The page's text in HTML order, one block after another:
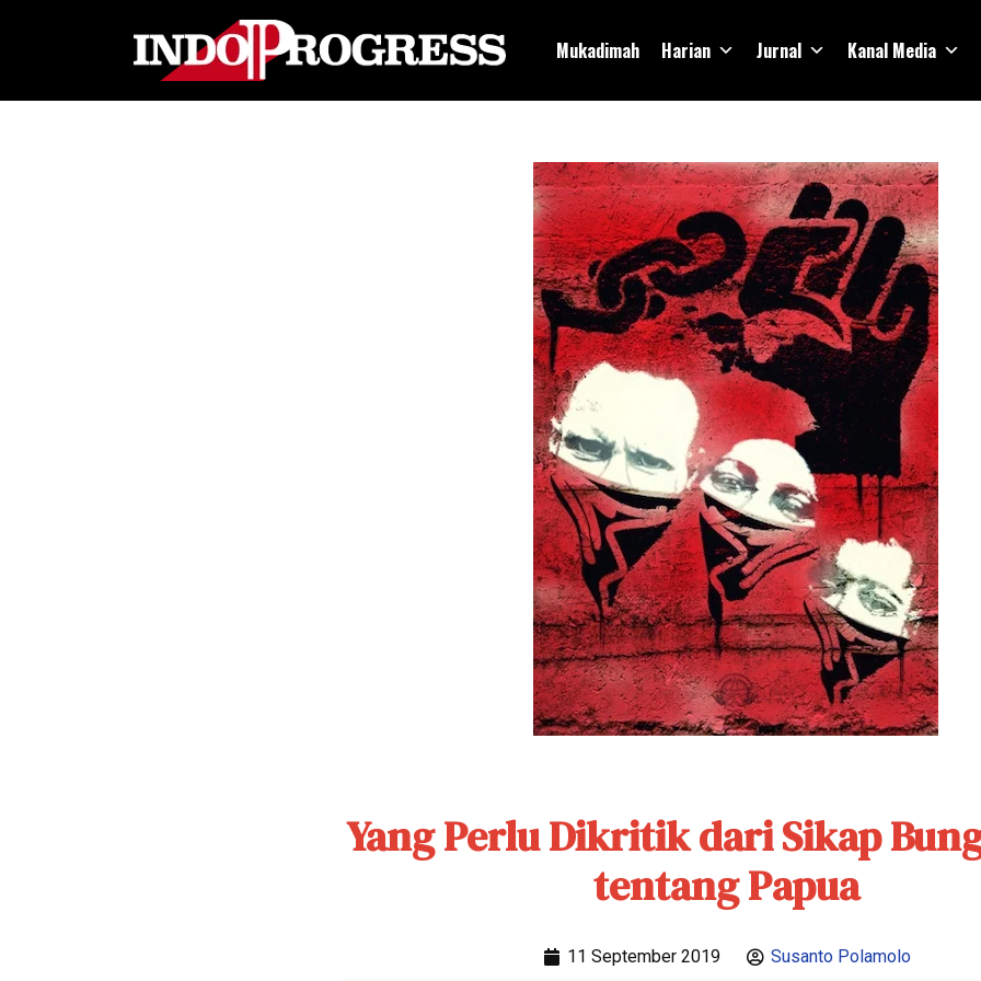
Mukadimah Harian Jurnal Kanal Media
Yang Perlu Dikritik dari Sikap
tentang Papua
11 September 2019 Susanto Polamolo